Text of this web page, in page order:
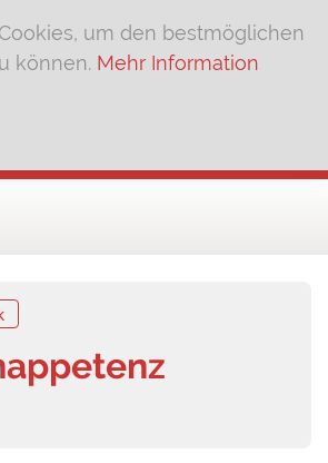
um den bestmöglichen
können. Mehr Information